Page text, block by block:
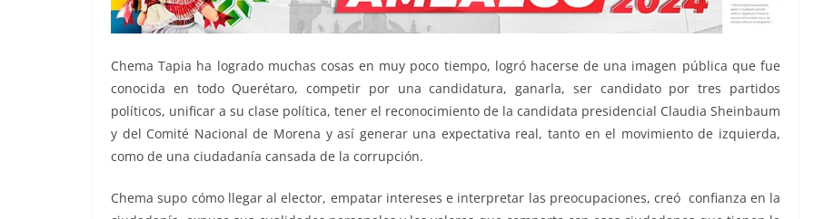
Chema Tapia ha logrado muchas cosas en muy poco tiempo, logró hacerse de una imagen pública que fue
conocida en todo Querétaro, competir por una candidatura, ganarla, ser candidato por tres partidos
políticos, unificar a su clase política, tener el reconocimiento de la candidata presidencial Claudia Sheinbaum
y del Comité Nacional de Morena y así generar una expectativa real, tanto en el movimiento de izquierda,
como de una ciudadanía cansada de la corrupción.
Chema supo cómo llegar al elector, empatar intereses e interpretar las preocupaciones, creó confianza en la